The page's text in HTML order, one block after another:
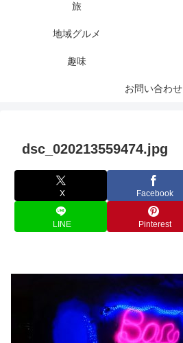
旅
地域グルメ
趣味
お問い合わせ
dsc_020213559474.jpg
X Facebook
LINE Pinterest